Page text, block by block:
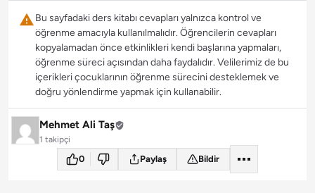
Bu sayfadaki ders kitabı cevapları yalnızca kontrol ve
öğrenme amacıyla kullanılmalıdır. Öğrencilerin cevapları
kopyalamadan önce etkinlikleri kendi başlarına yapmaları,
öğrenme süreci açısından daha faydalıdır. Velilerimiz de bu
içerikleri çocuklarının öğrenme sürecini desteklemek ve
doğru yönlendirme yapmak için kullanabilir.
Mehmet Ali Taş
1 takipçi
0 Paylaş Bildir